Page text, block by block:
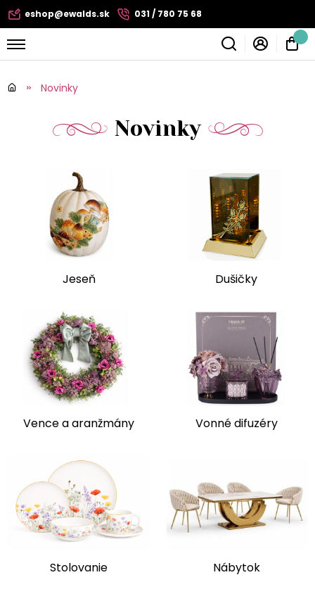
eshop@ewalds.sk 031 / 780 75 68
Novinky
Novinky
Jeseň Dušičky
Vence a aranžmány Vonné difuzéry
Stolovanie Nábytok